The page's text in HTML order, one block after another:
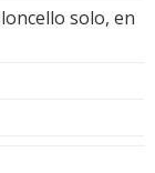
solo, en